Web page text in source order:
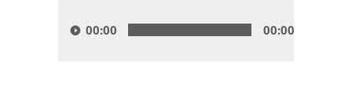
Player 00:00 00:00